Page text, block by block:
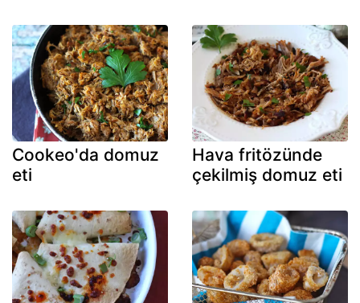
Cookeo'da domuz
eti
Hava fritözünde
çekilmiş domuz eti